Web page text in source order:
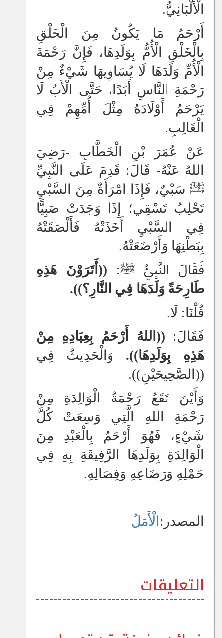
الْأَلْبَانِيُّ.
أَرْحَمُ مَا يَكُونُ مِنَ الْخَلْقِ
بِالْخَلْقِ الْأُمُّ بِوَلَدِهَا، فَإِنَّ رَحْمَةَ
الْأُمِّ وَلَدَهَا لَا يُسَاوِيهَا شَيْءٌ مِنْ
رَحْمَةِ النَّاسِ أَبَدًا، حَتَّى الْأَبُ لَا
يَرْحَمُ أَوْلَادَهُ مِثْلَ أُمِّهِمْ فِي
الْغَالِبِ.
عَنْ عُمَرَ بْنِ الْخَطَّابِ -رَضِيَ
اللهُ عَنْهُ- قَالَ: قَدِمَ عَلَى النَّبِيِّ
ﷺ سَبْيٌ، فَإِذَا امْرَأَةٌ مِنَ السَّبْيِ
تَحْلِبُ تَسْقِي؛ إِذَا وَجَدَتْ صَبِيًّا
فِي السَّبْيِ أَخَذَتْهُ فَأَلْصَقَتْهُ
بِبَطْنِهَا وَأَرْضَعَتْهُ.
فَقَالَ النَّبِيُّ ﷺ: ((أَتَرَوْنَ هَذِهِ
طَارِحَةً وَلَدَهَا فِي النَّارِ؟)).
قُلْنَا: لَا.
فَقَالَ: ((اللهُ أَرْحَمُ بِعِبَادِهِ مِنْ
هَذِهِ بِوَلَدِهَا)). وَالْحَدِيثُ فِي
((الصَّحِيحَيْنِ)).
وَأَيْنَ تَقَعُ رَحْمَةُ الْوَالِدَةِ مِنْ
رَحْمَةِ اللهِ الَّتِي وَسِعَتْ كُلَّ
شَيْءٍ، فَهُوَ أَرْحَمُ بِالْعَبْدِ مِنَ
الْوَالِدَةِ بِوَلَدِهَا الرَّفِيقَةِ بِهِ فِي
حَمْلِهِ وَرَضَاعِهِ وَفِصَالِهِ.
المصدر: الْأَمَلُ
التعليقات